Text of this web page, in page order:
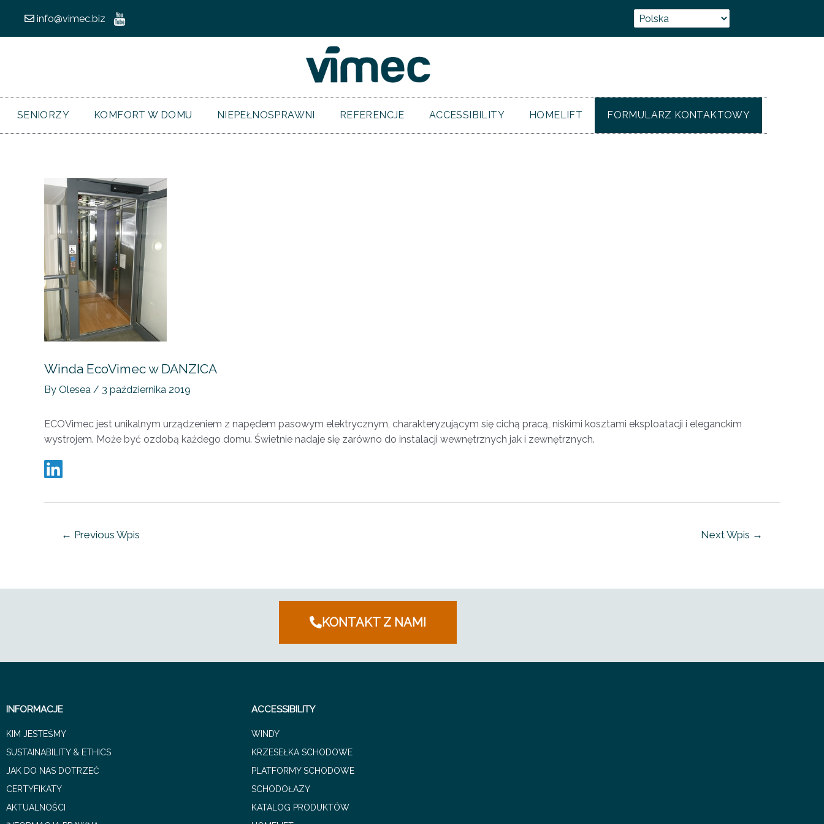
info@vimec.biz
SENIORZY KOMFORT W DOMU NIEPEŁNOSPRAWNI REFERENCJE ACCESSIBILITY HOMELIFT FORMULARZ KONTAKTOWY
Winda EcoVimec w DANZICA
By Olesea / 3 października 2019
ECOVimec jest unikalnym urządzeniem z napędem pasowym elektrycznym, charakteryzującym się cichą pracą, niskimi kosztami eksploatacji i eleganckim
wystrojem. Może być ozdobą każdego domu. Świetnie nadaje się zarówno do instalacji wewnętrznych jak i zewnętrznych.
Nawigacja
wpisu
← Previous Wpis Next Wpis →
KONTAKT Z NAMI
INFORMACJE
KIM JESTEŚMY
SUSTAINABILITY & ETHICS
JAK DO NAS DOTRZEĆ
CERTYFIKATY
AKTUALNOŚCI
ACCESSIBILITY
WINDY
KRZESEŁKA SCHODOWE
PLATFORMY SCHODOWE
SCHODOŁAZY
KATALOG PRODUKTÓW